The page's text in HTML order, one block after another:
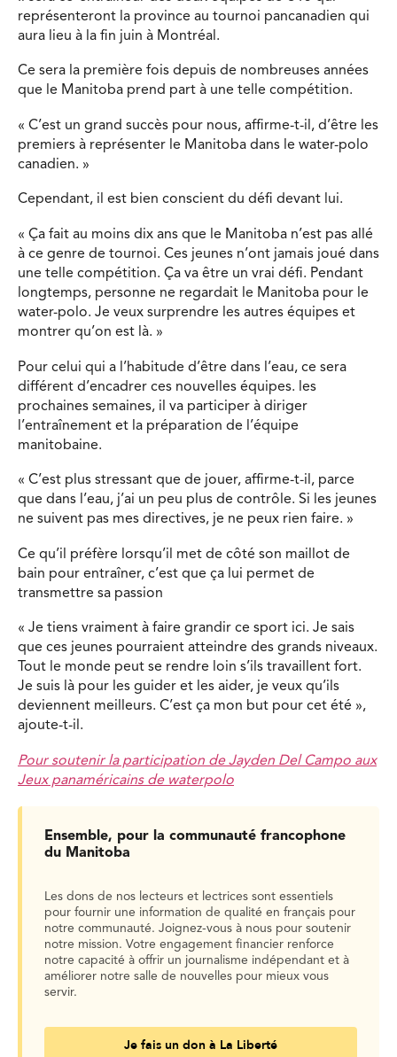
représenteront la province au tournoi pancanadien qui
aura lieu à la fin juin à Montréal.
Ce sera la première fois depuis de nombreuses années
que le Manitoba prend part à une telle compétition.
« C’est un grand succès pour nous, affirme-t-il, d’être les
premiers à représenter le Manitoba dans le water-polo
canadien. »
Cependant, il est bien conscient du défi devant lui.
« Ça fait au moins dix ans que le Manitoba n’est pas allé
à ce genre de tournoi. Ces jeunes n’ont jamais joué dans
une telle compétition. Ça va être un vrai défi. Pendant
longtemps, personne ne regardait le Manitoba pour le
water-polo. Je veux surprendre les autres équipes et
montrer qu’on est là. »
Pour celui qui a l’habitude d’être dans l’eau, ce sera
différent d’encadrer ces nouvelles équipes. les
prochaines semaines, il va participer à diriger
l’entraînement et la préparation de l’équipe
manitobaine.
« C’est plus stressant que de jouer, affirme-t-il, parce
que dans l’eau, j’ai un peu plus de contrôle. Si les jeunes
ne suivent pas mes directives, je ne peux rien faire. »
Ce qu’il préfère lorsqu’il met de côté son maillot de
bain pour entraîner, c’est que ça lui permet de
transmettre sa passion
« Je tiens vraiment à faire grandir ce sport ici. Je sais
que ces jeunes pourraient atteindre des grands niveaux.
Tout le monde peut se rendre loin s’ils travaillent fort.
Je suis là pour les guider et les aider, je veux qu’ils
deviennent meilleurs. C’est ça mon but pour cet été »,
ajoute-t-il.
Pour soutenir la participation de Jayden Del Campo aux
Jeux panaméricains de waterpolo
Ensemble, pour la communauté francophone
du Manitoba
Les dons de nos lecteurs et lectrices sont essentiels
pour fournir une information de qualité en français pour
notre communauté. Joignez-vous à nous pour soutenir
notre mission. Votre engagement financier renforce
notre capacité à offrir un journalisme indépendant et à
améliorer notre salle de nouvelles pour mieux vous
servir.
Je fais un don à La Liberté